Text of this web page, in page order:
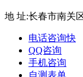
地 址:长春市南关
电话咨询快
QQ咨询
手机咨询
自测表单